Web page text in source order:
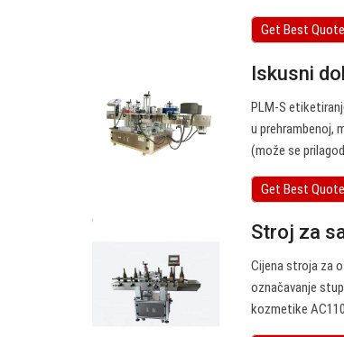
Get Best Quote
Iskusni
PLM-S
u prehrambenoj,
(može se
Get Best Quote
Stroj za
Cijena stroja za
označavanje
kozmetike